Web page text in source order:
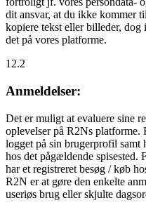
dit ansvar, at du ikke kommer
kopiere tekst eller billeder,
det på vores platforme.
12.2
Anmeldelser:
Det er muligt at evaluere sine
oplevelser på R2Ns platforme.
logget på sin brugerprofil samt
hos det pågældende spisested.
har et registreret besøg / køb
R2N er at gøre den enkelte
useriøs brug eller skjulte